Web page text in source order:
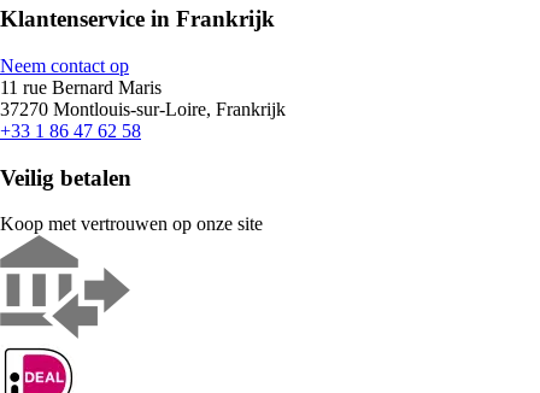
Klantenservice in Frankrijk
Neem contact op
11 rue Bernard Maris
37270 Montlouis-sur-Loire, Frankrijk
+33 1 86 47 62 58
Veilig betalen
Koop met vertrouwen op onze site